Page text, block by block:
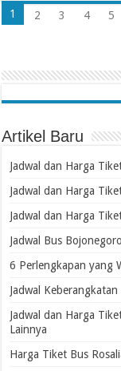
1 2 3 4 5
Artikel Baru
Jadwal dan Harga
Jadwal dan Harga
Jadwal dan Harga
Jadwal Bus
6 Perlengkapan yang
Jadwal
Jadwal dan Harga
Lainnya
Harga Tiket Bus